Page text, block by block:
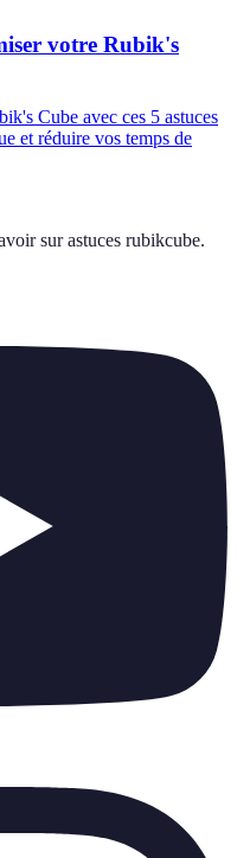
votre Rubik's
Cube avec ces 5 astuces
et réduire vos temps de
sur astuces rubikcube.